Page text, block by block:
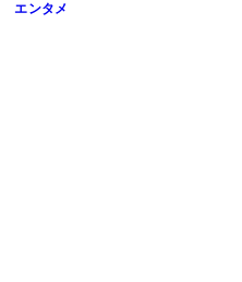
エンタメ